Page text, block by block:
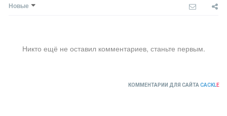
Новые
Никто ещё не оставил комментариев, станьте первым.
КОММЕНТАРИИ ДЛЯ САЙТАCACKLE